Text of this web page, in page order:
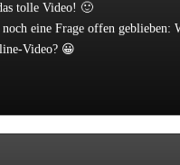
tolle Video! 🙂
eine Frage offen geblieben:
Video? 😀